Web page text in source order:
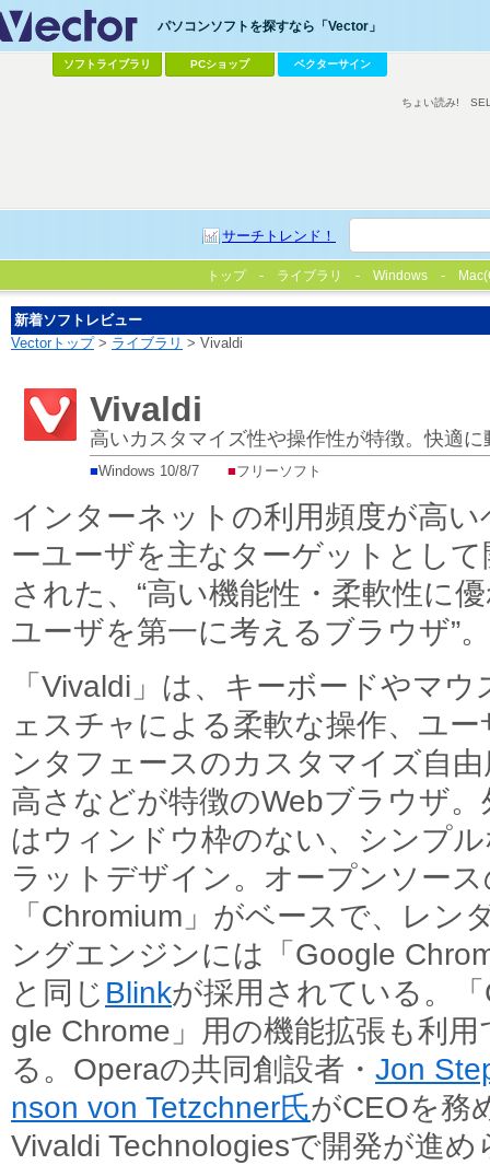
パソコンソフトを探すなら「Vector」
ソフトライブラリ PCショップ ベクターサイン
サーチトレンド！
ちょい読み!
トップ ライブラリ Windows
新着ソフトレビュー
Vectorトップ> ライブラリ > Vivaldi
Vivaldi
高いカスタマイズ性や操作性が特徴。快適
■Windows 10/8/7 ■フリーソフト
インターネットの利用頻度が高い
ーユーザを主なターゲットとして
された、“高い機能性・柔軟性に
ユーザを第一に考えるブラウザ”。
「Vivaldi」は、キーボードやマウ
ェスチャによる柔軟な操作、ユー
ンタフェースのカスタマイズ自
高さなどが特徴のWebブラウザ。
はウィンドウ枠のない、シンプ
ラットデザイン。オープンソー
「Chromium」がベースで、レン
ングエンジンには「Google
と同じ Blinkが採用されている。
gle Chrome」用の機能拡張も利用
る。Operaの共同創設者・ Jon
nson von Tetzchner氏がCEOを務
Vivaldi Technologiesで開発が進め